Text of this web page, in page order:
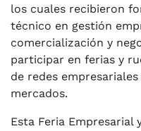
los cuales recibieron
técnico en gestión
comercialización y
participar en ferias y
de redes
mercados.
Esta Feria Empresarial